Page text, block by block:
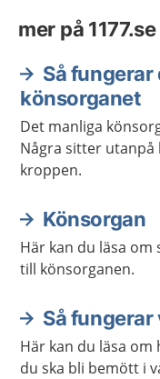
mer på 1177.se
Så
könsorganet
Det manliga
Några sitter
kroppen.
Könsorgan
Här kan du läsa
till könsorganen.
Så fungerar
Här kan du läsa
du ska bli bemött i